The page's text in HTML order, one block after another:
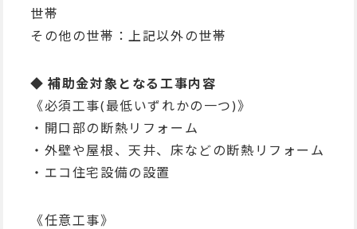
世帯
その他の世帯：上記以外の世帯
◆ 補助金対象となる工事内容
《必須工事(最低いずれかの一つ)》
・開口部の断熱リフォーム
・外壁や屋根、天井、床などの断熱リフォーム
・エコ住宅設備の設置
《任意工事》